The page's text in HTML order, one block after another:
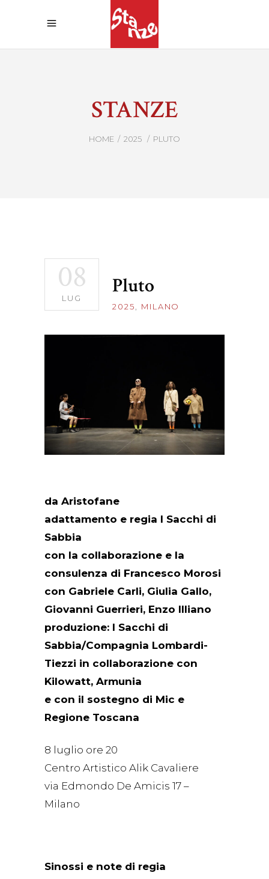
STANZE
HOME / 2025 / PLUTO
08
LUG Pluto
2025 MILANO
da Aristofane
adattamento e regia I Sacchi di
Sabbia
con la collaborazione e la
consulenza di Francesco Morosi
con Gabriele Carli, Giulia Gallo,
Giovanni Guerrieri, Enzo Illiano
produzione: I Sacchi di
Sabbia/Compagnia Lombardi-
Tiezzi in collaborazione con
Kilowatt, Armunia
e con il sostegno di Mic e
Regione Toscana
8 luglio ore 20
Centro Artistico Alik Cavaliere
via Edmondo De Amicis 17 –
Milano
Sinossi e note di regia